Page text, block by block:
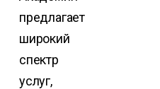
предлагает
широкий
спектр
услуг,